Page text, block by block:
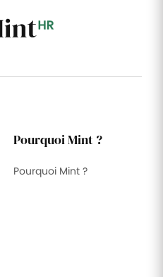
Pourquoi Mint ?
Pourquoi Mint ?